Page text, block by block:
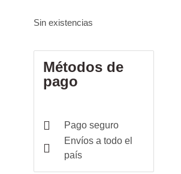
Sin existencias
Métodos de
pago
Pago seguro
Envíos a todo el
país